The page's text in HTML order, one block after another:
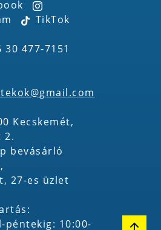
TikTok
30 477-7151
Kecskemét,
2.
bevásárló
27-es üzlet
péntekig: 10:00-